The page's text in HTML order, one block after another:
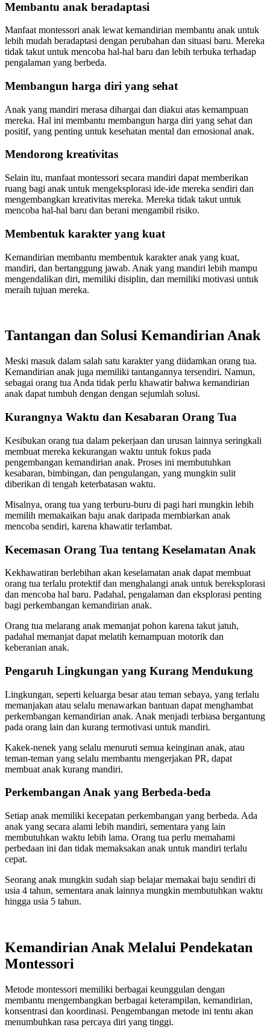
Membantu anak beradaptasi
Manfaat montessori anak lewat kemandirian membantu anak untuk
lebih mudah beradaptasi dengan perubahan dan situasi baru. Mereka
tidak takut untuk mencoba hal-hal baru dan lebih terbuka terhadap
pengalaman yang berbeda.
Membangun harga diri yang sehat
Anak yang mandiri merasa dihargai dan diakui atas kemampuan
mereka. Hal ini membantu membangun harga diri yang sehat dan
positif, yang penting untuk kesehatan mental dan emosional anak.
Mendorong kreativitas
Selain itu, manfaat montessori secara mandiri dapat memberikan
ruang bagi anak untuk mengeksplorasi ide-ide mereka sendiri dan
mengembangkan kreativitas mereka. Mereka tidak takut untuk
mencoba hal-hal baru dan berani mengambil risiko.
Membentuk karakter yang kuat
Kemandirian membantu membentuk karakter anak yang kuat,
mandiri, dan bertanggung jawab. Anak yang mandiri lebih mampu
mengendalikan diri, memiliki disiplin, dan memiliki motivasi untuk
meraih tujuan mereka.
Tantangan dan Solusi Kemandirian Anak
Meski masuk dalam salah satu karakter yang diidamkan orang tua.
Kemandirian anak juga memiliki tantangannya tersendiri. Namun,
sebagai orang tua Anda tidak perlu khawatir bahwa kemandirian
anak dapat tumbuh dengan dengan sejumlah solusi.
Kurangnya Waktu dan Kesabaran Orang Tua
Kesibukan orang tua dalam pekerjaan dan urusan lainnya seringkali
membuat mereka kekurangan waktu untuk fokus pada
pengembangan kemandirian anak. Proses ini membutuhkan
kesabaran, bimbingan, dan pengulangan, yang mungkin sulit
diberikan di tengah keterbatasan waktu.
Misalnya, orang tua yang terburu-buru di pagi hari mungkin lebih
memilih memakaikan baju anak daripada membiarkan anak
mencoba sendiri, karena khawatir terlambat.
Kecemasan Orang Tua tentang Keselamatan Anak
Kekhawatiran berlebihan akan keselamatan anak dapat membuat
orang tua terlalu protektif dan menghalangi anak untuk bereksplorasi
dan mencoba hal baru. Padahal, pengalaman dan eksplorasi penting
bagi perkembangan kemandirian anak.
Orang tua melarang anak memanjat pohon karena takut jatuh,
padahal memanjat dapat melatih kemampuan motorik dan
keberanian anak.
Pengaruh Lingkungan yang Kurang Mendukung
Lingkungan, seperti keluarga besar atau teman sebaya, yang terlalu
memanjakan atau selalu menawarkan bantuan dapat menghambat
perkembangan kemandirian anak. Anak menjadi terbiasa bergantung
pada orang lain dan kurang termotivasi untuk mandiri.
Kakek-nenek yang selalu menuruti semua keinginan anak, atau
teman-teman yang selalu membantu mengerjakan PR, dapat
membuat anak kurang mandiri.
Perkembangan Anak yang Berbeda-beda
Setiap anak memiliki kecepatan perkembangan yang berbeda. Ada
anak yang secara alami lebih mandiri, sementara yang lain
membutuhkan waktu lebih lama. Orang tua perlu memahami
perbedaan ini dan tidak memaksakan anak untuk mandiri terlalu
cepat.
Seorang anak mungkin sudah siap belajar memakai baju sendiri di
usia 4 tahun, sementara anak lainnya mungkin membutuhkan waktu
hingga usia 5 tahun.
Kemandirian Anak Melalui Pendekatan
Montessori
Metode montessori memiliki berbagai keunggulan dengan
membantu mengembangkan berbagai keterampilan, kemandirian,
konsentrasi dan koordinasi. Pengembangan metode ini tentu akan
menumbuhkan rasa percaya diri yang tinggi.